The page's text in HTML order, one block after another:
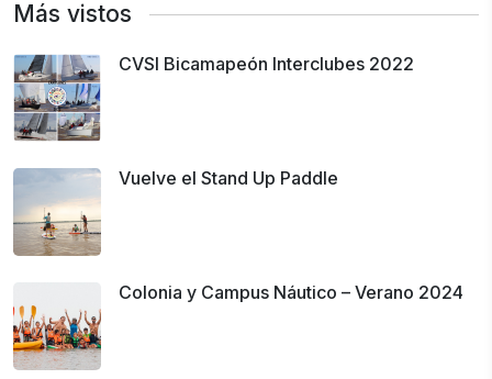
Más vistos
CVSI Bicamapeón Interclubes 2022
Vuelve el Stand Up Paddle
Colonia y Campus Náutico – Verano 2024